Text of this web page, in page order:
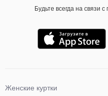
Будьте всегда на связи
Женские куртки